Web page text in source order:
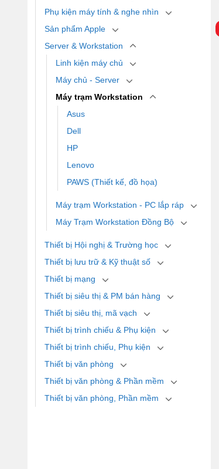
Phụ kiện máy tính & nghe nhìn
Sản phẩm Apple
Server & Workstation
Linh kiện máy chủ
Máy chủ - Server
Máy trạm Workstation
Asus
Dell
HP
Lenovo
PAWS (Thiết kế, đồ họa)
Máy trạm Workstation - PC lắp ráp
Máy Trạm Workstation Đồng Bộ
Thiết bị Hội nghị & Trường học
Thiết bị lưu trữ & Kỹ thuật số
Thiết bị mạng
Thiết bị siêu thị & PM bán hàng
Thiết bị siêu thị, mã vạch
Thiết bị trình chiếu & Phụ kiện
Thiết bị trình chiếu, Phụ kiện
Thiết bị văn phòng
Thiết bị văn phòng & Phần mềm
Thiết bị văn phòng, Phần mềm